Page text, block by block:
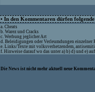
• In den Kommentaren dürfen
a. Cheats
b. Warez und Cracks
c. Werbung jeglicher Art
d. Beleidigungen oder Verleumdungen einzelner
e. Links/Texte mit volksverhetzendem,
f. Hinweise darauf wo das unter a) b) d) und e)
Die News ist nicht mehr aktuell neue